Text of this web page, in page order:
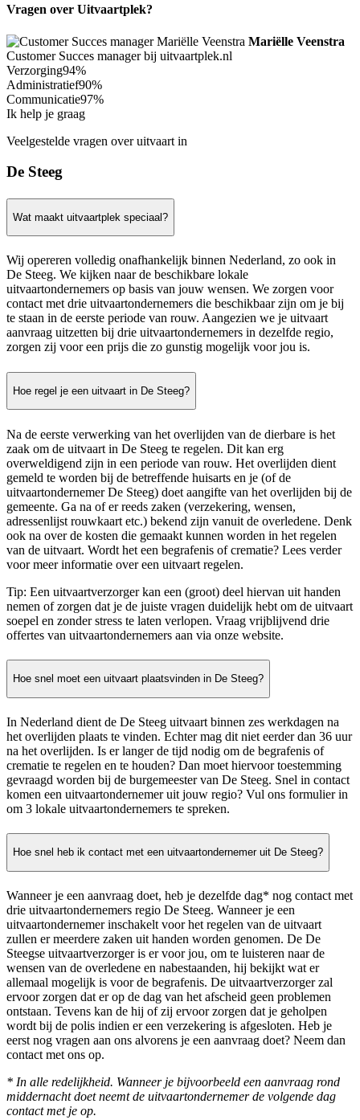
Vragen over Uitvaartplek?
Mariëlle Veenstra
Customer Succes manager bij uitvaartplek.nl
Verzorging94%
Administratief90%
Communicatie97%
Ik help je graag
Veelgestelde vragen over uitvaart in
De Steeg
Wat maakt uitvaartplek speciaal?
Wij opereren volledig onafhankelijk binnen Nederland, zo ook in
De Steeg. We kijken naar de beschikbare lokale
uitvaartondernemers op basis van jouw wensen. We zorgen voor
contact met drie uitvaartondernemers die beschikbaar zijn om je bij
te staan in de eerste periode van rouw. Aangezien we je uitvaart
aanvraag uitzetten bij drie uitvaartondernemers in dezelfde regio,
zorgen zij voor een prijs die zo gunstig mogelijk voor jou is.
Hoe regel je een uitvaart in De Steeg?
Na de eerste verwerking van het overlijden van de dierbare is het
zaak om de uitvaart in De Steeg te regelen. Dit kan erg
overweldigend zijn in een periode van rouw. Het overlijden dient
gemeld te worden bij de betreffende huisarts en je (of de
uitvaartondernemer De Steeg) doet aangifte van het overlijden bij de
gemeente. Ga na of er reeds zaken (verzekering, wensen,
adressenlijst rouwkaart etc.) bekend zijn vanuit de overledene. Denk
ook na over de kosten die gemaakt kunnen worden in het regelen
van de uitvaart. Wordt het een begrafenis of crematie? Lees verder
voor meer informatie over een uitvaart regelen.
Tip: Een uitvaartverzorger kan een (groot) deel hiervan uit handen
nemen of zorgen dat je de juiste vragen duidelijk hebt om de uitvaart
soepel en zonder stress te laten verlopen. Vraag vrijblijvend drie
offertes van uitvaartondernemers aan via onze website.
Hoe snel moet een uitvaart plaatsvinden in De Steeg?
In Nederland dient de De Steeg uitvaart binnen zes werkdagen na
het overlijden plaats te vinden. Echter mag dit niet eerder dan 36 uur
na het overlijden. Is er langer de tijd nodig om de begrafenis of
crematie te regelen en te houden? Dan moet hiervoor toestemming
gevraagd worden bij de burgemeester van De Steeg. Snel in contact
komen een uitvaartondernemer uit jouw regio? Vul ons formulier in
om 3 lokale uitvaartondernemers te spreken.
Hoe snel heb ik contact met een uitvaartondernemer uit De Steeg?
Wanneer je een aanvraag doet, heb je dezelfde dag* nog contact met
drie uitvaartondernemers regio De Steeg. Wanneer je een
uitvaartondernemer inschakelt voor het regelen van de uitvaart
zullen er meerdere zaken uit handen worden genomen. De De
Steegse uitvaartverzorger is er voor jou, om te luisteren naar de
wensen van de overledene en nabestaanden, hij bekijkt wat er
allemaal mogelijk is voor de begrafenis. De uitvaartverzorger zal
ervoor zorgen dat er op de dag van het afscheid geen problemen
ontstaan. Tevens kan de hij of zij ervoor zorgen dat je geholpen
wordt bij de polis indien er een verzekering is afgesloten. Heb je
eerst nog vragen aan ons alvorens je een aanvraag doet? Neem dan
contact met ons op.
* In alle redelijkheid. Wanneer je bijvoorbeeld een aanvraag rond
middernacht doet neemt de uitvaartondernemer de volgende dag
contact met je op.